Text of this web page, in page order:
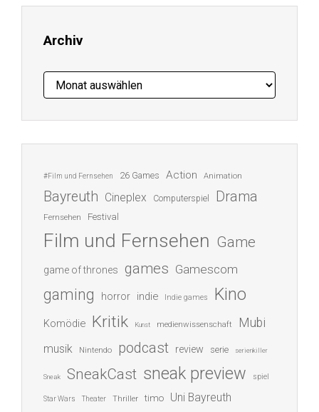
ein ...
Archiv
Archiv
#Film und Fernsehen 26 Games Action Animation
Bayreuth Cineplex Computerspiel Drama
Fernsehen Festival
Film und Fernsehen Game
game of thrones games Gamescom
gaming horror indie Indie games Kino
Komödie Kritik Kunst medienwissenschaft Mubi
musik Nintendo podcast review serie serienkiller
Sneak SneakCast sneak preview spiel
Star Wars Theater Thriller timo Uni Bayreuth